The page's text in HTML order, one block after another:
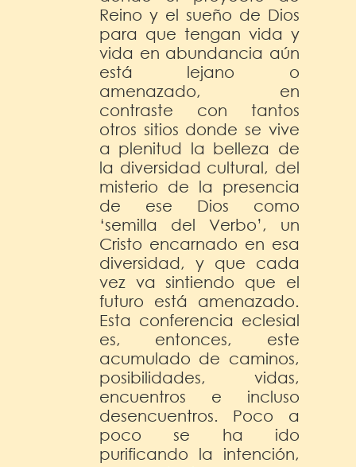
Reino y el sueño de Dios
para que tengan vida y
vida en abundancia aún
está lejano o
amenazado, en
contraste con tantos
otros sitios donde se vive
a plenitud la belleza de
la diversidad cultural, del
misterio de la presencia
de ese Dios como
‘semilla del Verbo’, un
Cristo encarnado en esa
diversidad, y que cada
vez va sintiendo que el
futuro está amenazado.
Esta conferencia eclesial
es, entonces, este
acumulado de caminos,
posibilidades, vidas,
encuentros e incluso
desencuentros. Poco a
poco se ha ido
purificando la intención,